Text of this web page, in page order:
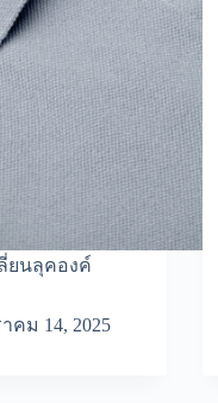
ยนลุคองค์
คม 14, 2025